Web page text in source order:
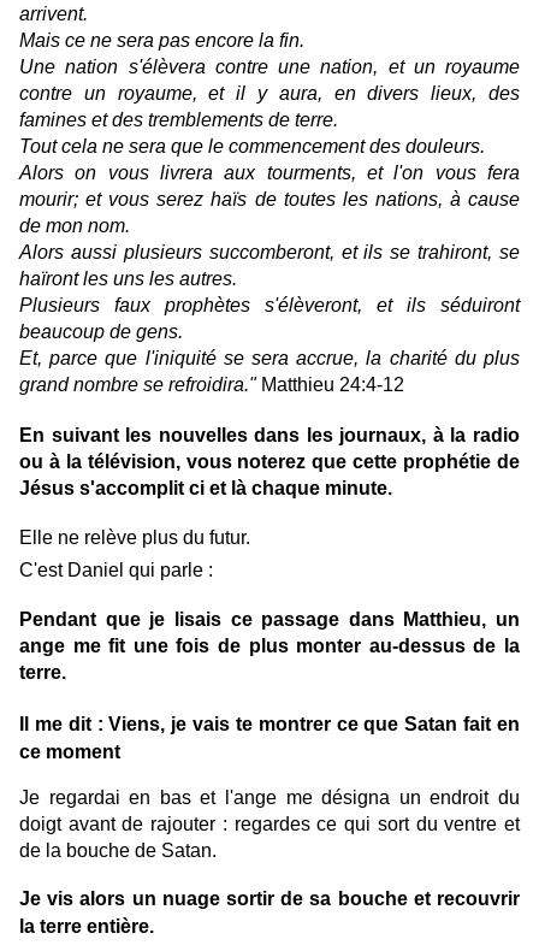
arrivent.
Mais ce ne sera pas encore la fin.
Une nation s'élèvera contre une nation, et un royaume
contre un royaume, et il y aura, en divers lieux, des
famines et des tremblements de terre.
Tout cela ne sera que le commencement des douleurs.
Alors on vous livrera aux tourments, et l'on vous fera
mourir; et vous serez haïs de toutes les nations, à cause
de mon nom.
Alors aussi plusieurs succomberont, et ils se trahiront, se
haïront les uns les autres.
Plusieurs faux prophètes s'élèveront, et ils séduiront
beaucoup de gens.
Et, parce que l'iniquité se sera accrue, la charité du plus
grand nombre se refroidira."Matthieu 24:4-12
En suivant les nouvelles dans les journaux, à la radio
ou à la télévision, vous noterez que cette prophétie de
Jésus s'accomplit ci et là chaque minute.
Elle ne relève plus du futur.
C'est Daniel qui parle :
Pendant que je lisais ce passage dans Matthieu, un
ange me fit une fois de plus monter au-dessus de la
terre.
Il me dit : Viens, je vais te montrer ce que Satan fait en
ce moment
Je regardai en bas et l'ange me désigna un endroit du
doigt avant de rajouter : regardes ce qui sort du ventre et
de la bouche de Satan.
Je vis alors un nuage sortir de sa bouche et recouvrir
la terre entière.